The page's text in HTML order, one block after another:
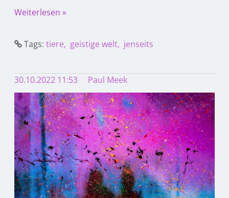
Weiterlesen »
Tags:tiere geistige welt jenseits
30.10.2022 11:53 Paul Meek